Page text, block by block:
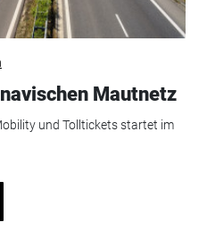
Mautnetz
und Tolltickets startet im